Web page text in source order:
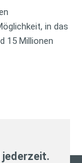
in das
15 Millionen
jederzeit.